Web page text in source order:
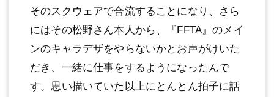
そのスクウェアで合流することになり、さら
にはその松野さん本人から、『FFTA』のメイ
ンのキャラデザをやらないかとお声がけいた
だき、一緒に仕事をするようになったんで
す。思い描いていた以上にとんとん拍子に話